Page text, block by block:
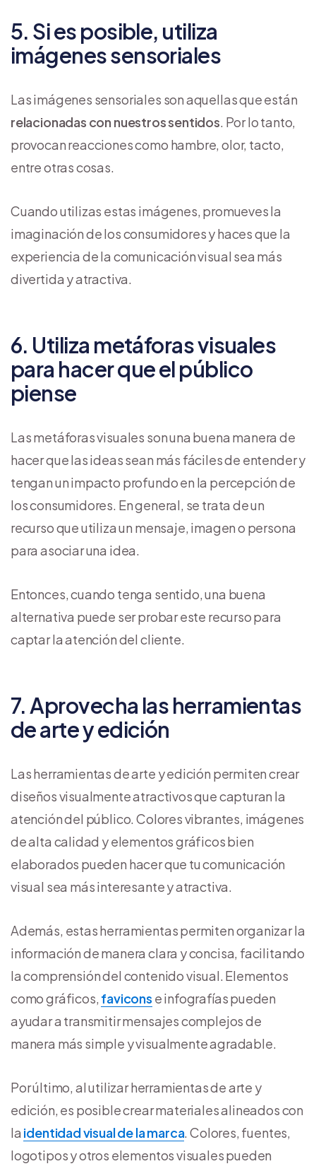
5. Si es posible, utiliza
imágenes sensoriales
Las imágenes sensoriales son aquellas que están
relacionadas con nuestros sentidos. Por lo tanto,
provocan reacciones como hambre, olor, tacto,
entre otras cosas.
Cuando utilizas estas imágenes, promueves la
imaginación de los consumidores y haces que la
experiencia de la comunicación visual sea más
divertida y atractiva.
6. Utiliza metáforas visuales
para hacer que el público
piense
Las metáforas visuales son una buena manera de
hacer que las ideas sean más fáciles de entender y
tengan un impacto profundo en la percepción de
los consumidores. En general, se trata de un
recurso que utiliza un mensaje, imagen o persona
para asociar una idea.
Entonces, cuando tenga sentido, una buena
alternativa puede ser probar este recurso para
captar la atención del cliente.
7. Aprovecha las herramientas
de arte y edición
Las herramientas de arte y edición permiten crear
diseños visualmente atractivos que capturan la
atención del público. Colores vibrantes, imágenes
de alta calidad y elementos gráficos bien
elaborados pueden hacer que tu comunicación
visual sea más interesante y atractiva.
Además, estas herramientas permiten organizar la
información de manera clara y concisa, facilitando
la comprensión del contenido visual. Elementos
como gráficos, favicons e infografías pueden
ayudar a transmitir mensajes complejos de
manera más simple y visualmente agradable.
Por último, al utilizar herramientas de arte y
edición, es posible crear materiales alineados con
la identidad visual de la marca. Colores, fuentes,
logotipos y otros elementos visuales pueden